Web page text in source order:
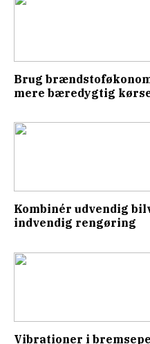
Brug
mere bæredygtig
Kombinér udvendig
indvendig rengøring
Vibrationer i